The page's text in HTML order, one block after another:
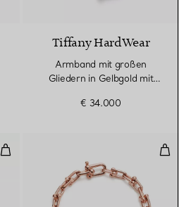
3 Materialien
Tiffany HardWear
Armband mit großen
Gliedern in Gelbgold mit
€ 34.000
Doppelter Gliederanhänger in